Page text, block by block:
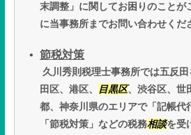
末調整」に関してお困りのことが
に当事務所までお問い合わせくだ
節税対策
久川秀則税理士事務所では五反
田区、港区、
目黒区、渋谷区、世
都、神奈川県のエリアで「記帳代
「節税対策」などの税務相談を受